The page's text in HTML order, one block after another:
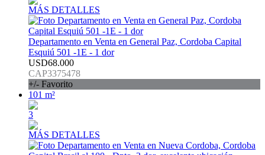
MÁS DETALLES
Departamento en Venta en General Paz, Cordoba Capital
Esquiú 501 -1E - 1 dor
USD68.000
CAP3375478
+/- Favorito
101 m²
3
MÁS DETALLES